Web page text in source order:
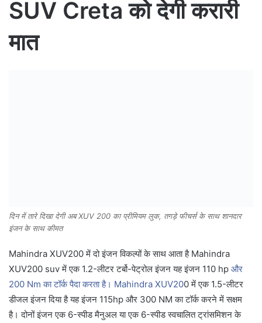
SUV Creta को देगी करारी
मात
दिन में तारे दिखा देगी अब XUV 200 का प्रीमियम लुक, तगड़े फीचर्स के साथ शानदार
इंजन के साथ कीमत
Mahindra XUV200 में दो इंजन विकल्पों के साथ आता है Mahindra
XUV200 suv में एक 1.2-लीटर टर्बो-पेट्रोल इंजन यह इंजन 110 hp और
200 Nm का टॉर्क पैदा करता है। Mahindra XUV200 में एक 1.5-लीटर
डीजल इंजन दिया है यह इंजन 115hp और 300 NM का टॉर्क करने में सक्षम
है। दोनों इंजन एक 6-स्पीड मैनुअल या एक 6-स्पीड स्वचालित ट्रांसमिशन के